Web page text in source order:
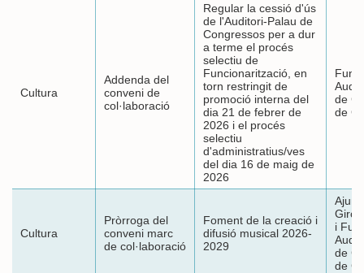
Cultura
Addenda del
conveni de
col·laboració
Regular la cessió d'ús
de l'Auditori-Palau de
Congressos per a dur
a terme el procés
selectiu de
Funcionarització, en
torn restringit de
promoció interna del
dia 21 de febrer de
2026 i el procés
selectiu
d'administratius/ves
del dia 16 de maig de
2026
de
de
Cultura
Pròrroga del
conveni marc
de col·laboració
Foment de la creació i
difusió musical 2026-
2029
i
de
de